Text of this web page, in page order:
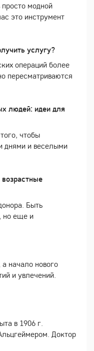
модной
это инструмент
услугу?
операций более
пересматриваются
людей: идеи для
чтобы
днями и веселыми
Быть
но еще и
начало нового
и увлечений.
в 1906 г.
Доктор